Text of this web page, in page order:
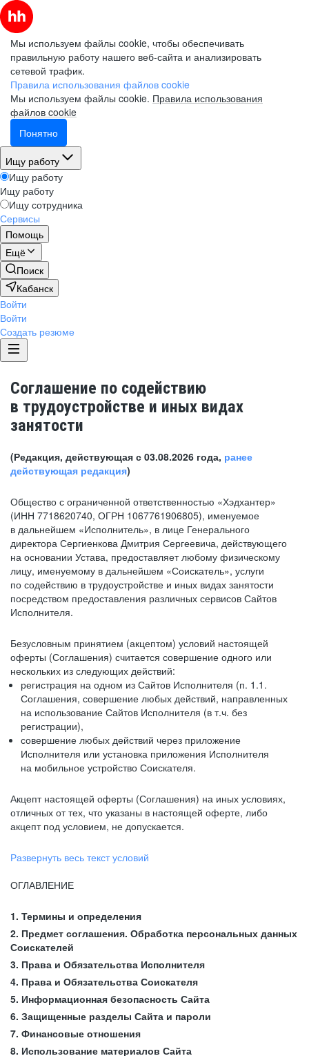
Мы используем файлы cookie, чтобы обеспечивать
правильную работу нашего веб-сайта и анализировать
сетевой трафик.
Правила использования файлов cookie
Мы используем файлы cookie. Правила использования
файлов cookie
Понятно
Ищу работу
Ищу работу
Ищу работу
Ищу сотрудника
Сервисы
Помощь
Ещё
Поиск
Кабанск
Войти
Войти
Создать резюме
Соглашение по содействию
в трудоустройстве и иных видах
занятости
(Редакция, действующая с 03.08.2026 года, ранее
действующая редакция)
Общество с ограниченной ответственностью «Хэдхантер»
(ИНН 7718620740, ОГРН 1067761906805), именуемое
в дальнейшем «Исполнитель», в лице Генерального
директора Сергиенкова Дмитрия Сергеевича, действующего
на основании Устава, предоставляет любому физическому
лицу, именуемому в дальнейшем «Соискатель», услуги
по содействию в трудоустройстве и иных видах занятости
посредством предоставления различных сервисов Сайтов
Исполнителя.
Безусловным принятием (акцептом) условий настоящей
оферты (Соглашения) считается совершение одного или
нескольких из следующих действий:
регистрация на одном из Сайтов Исполнителя (п. 1.1.
Соглашения, совершение любых действий, направленных
на использование Сайтов Исполнителя (в т.ч. без
регистрации),
совершение любых действий через приложение
Исполнителя или установка приложения Исполнителя
на мобильное устройство Соискателя.
Акцепт настоящей оферты (Соглашения) на иных условиях,
отличных от тех, что указаны в настоящей оферте, либо
акцепт под условием, не допускается.
Развернуть весь текст условий
ОГЛАВЛЕНИЕ
1. Термины и определения
2. Предмет соглашения. Обработка персональных данных
Соискателей
3. Права и Обязательства Исполнителя
4. Права и Обязательства Соискателя
5. Информационная безопасность Сайта
6. Защищенные разделы Сайта и пароли
7. Финансовые отношения
8. Использование материалов Сайта